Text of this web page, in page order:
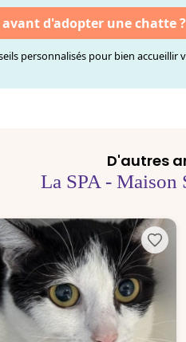
d'adopter une chatte ?
personnalisés pour bien
D'autres
La SPA - Maison